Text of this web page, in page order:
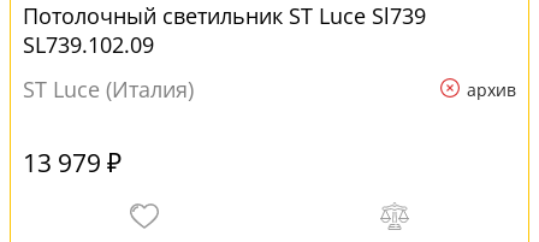
Потолочный светильник ST Luce Sl739
SL739.102.09
ST Luce (Италия)
архив
13 979 ₽